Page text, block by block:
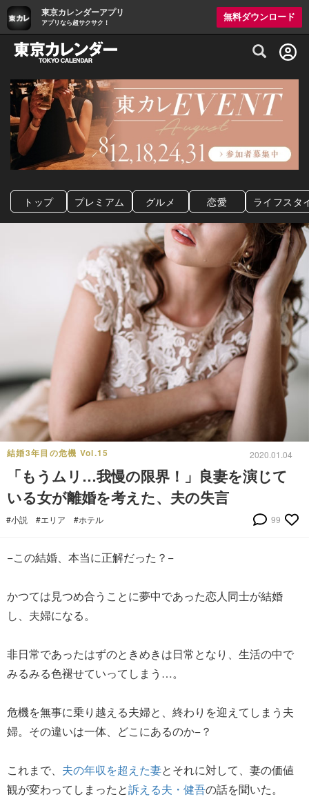
東京カレンダーアプリ
アプリなら超サクサク！
無料ダウンロード
グルメ情報・プレミアムレストラン予約
トップ プレミアム グルメ 恋愛 ライフスタ
結婚3年目の危機 Vol.15 2020.01.04
「もうムリ…我慢の限界！」良妻を演じて
いる女が離婚を考えた、夫の失言
#小説 #エリア #ホテル 99
−この結婚、本当に正解だった？−
かつては見つめ合うことに夢中であった恋人同士が結婚
し、夫婦になる。
非日常であったはずのときめきは日常となり、生活の中で
みるみる色褪せていってしまう…。
危機を無事に乗り越える夫婦と、終わりを迎えてしまう夫
婦。その違いは一体、どこにあるのか−？
これまで、 夫の年収を超えた妻とそれに対して、妻の価値
観が変わってしまったと訴える夫・健吾の話を聞いた。